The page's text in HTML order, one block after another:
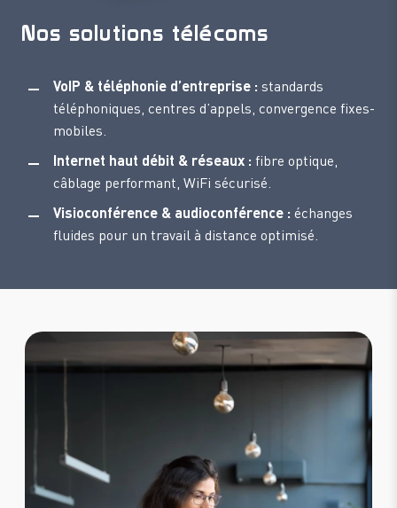
Nos solutions télécoms
VoIP & téléphonie d’entreprise : standards
téléphoniques, centres d’appels, convergence fixes-
mobiles.
Internet haut débit & réseaux : fibre optique,
câblage performant, WiFi sécurisé.
Visioconférence & audioconférence : échanges
fluides pour un travail à distance optimisé.